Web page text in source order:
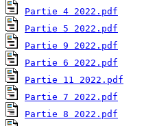
Partie 4 2022.pdf
Partie 5 2022.pdf
Partie 9 2022.pdf
Partie 6 2022.pdf
Partie 11 2022.pdf
Partie 7 2022.pdf
Partie 8 2022.pdf